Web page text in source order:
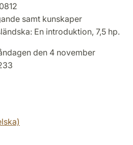
samt kunskaper
En introduktion, 7,5 hp.
den 4 november